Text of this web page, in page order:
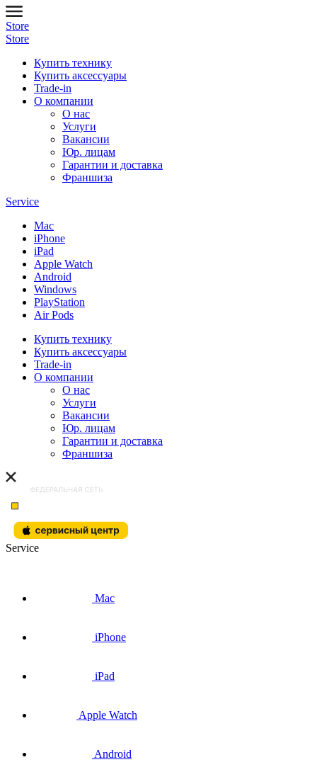
Store
Store
Купить технику
Купить аксессуары
Trade-in
О компании
О нас
Услуги
Вакансии
Юр. лицам
Гарантии и доставка
Франшиза
Service
Mac
iPhone
iPad
Apple Watch
Android
Windows
PlayStation
Air Pods
Купить технику
Купить аксессуары
Trade-in
О компании
О нас
Услуги
Вакансии
Юр. лицам
Гарантии и доставка
Франшиза
Service
Mac
iPhone
iPad
Apple Watch
Android